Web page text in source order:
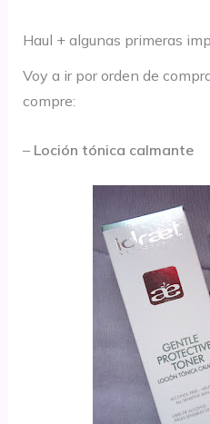
Haul + algunas primeras
Voy a ir por orden de
compre:
– Loción tónica calmante